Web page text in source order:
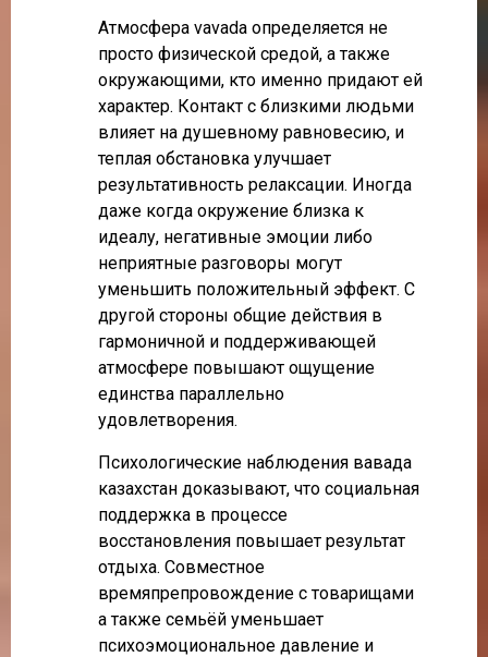
Атмосфера vavada определяется не
просто физической средой, а также
окружающими, кто именно придают ей
характер. Контакт с близкими людьми
влияет на душевному равновесию, и
теплая обстановка улучшает
результативность релаксации. Иногда
даже когда окружение близка к
идеалу, негативные эмоции либо
неприятные разговоры могут
уменьшить положительный эффект. С
другой стороны общие действия в
гармоничной и поддерживающей
атмосфере повышают ощущение
единства параллельно
удовлетворения.
Психологические наблюдения вавада
казахстан доказывают, что социальная
поддержка в процессе
восстановления повышает результат
отдыха. Совместное
времяпрепровождение с товарищами
а также семьёй уменьшает
психоэмоциональное давление и